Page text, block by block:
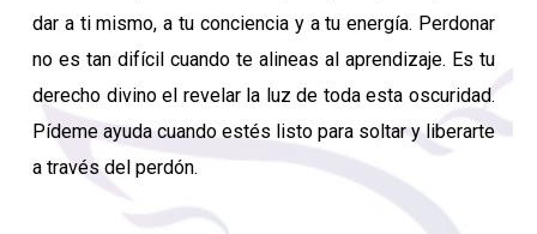
dar a ti mismo, a tu conciencia y a tu energía. Perdonar
no es tan difícil cuando te alineas al aprendizaje. Es tu
derecho divino el revelar la luz de toda esta oscuridad.
Pídeme ayuda cuando estés listo para soltar y liberarte
a través del perdón.